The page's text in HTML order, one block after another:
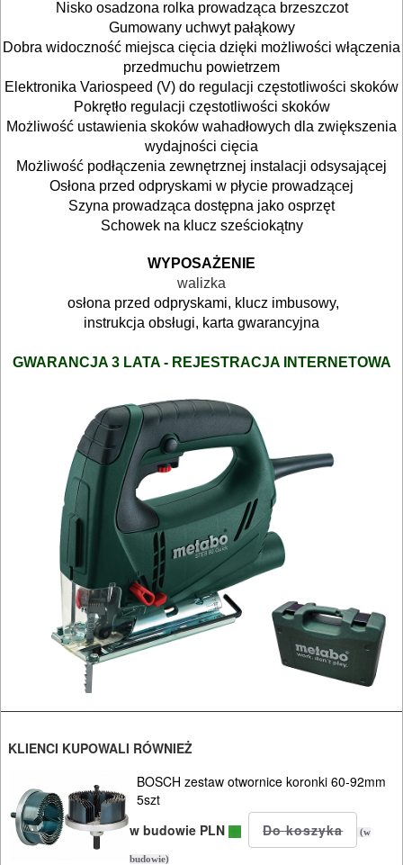
URZĄDZENIA
BUDOWLANE
MASZYNY
NARZĘDZIA
BRUKARSKIE
OBRÓBKA
DREWNA
METALU
I
NARZĘDZIA
OSPRZĘT
HYDRAULICZNE
NARZĘDZIA
INSTALACYJNE,
PALNIKI
PNEUMATYCZNE
AKCESORIA
KOMPRESORY
SPAWALNICTWO
URZĄDZENIA
ROZRUCHOWE
Nisko osadzona rolka prowadząca brzeszczot
Gumowany uchwyt pałąkowy
Dobra widoczność miejsca cięcia dzięki możliwości włączenia
przedmuchu powietrzem
Elektronika Variospeed (V) do regulacji częstotliwości skoków
Pokrętło regulacji częstotliwości skoków
Możliwość ustawienia skoków wahadłowych dla zwiększenia
wydajności cięcia
Możliwość podłączenia zewnętrznej instalacji odsysającej
Osłona przed odpryskami w płycie prowadzącej
Szyna prowadząca dostępna jako osprzęt
Schowek na klucz sześciokątny
WYPOSAŻENIE
walizka
osłona przed odpryskami, klucz imbusowy,
instrukcja obsługi, karta gwarancyjna
GWARANCJA 3 LATA - REJESTRACJA INTERNETOWA
KLIENCI KUPOWALI RÓWNIEŻ
BOSCH zestaw otwornice koronki 60-92mm
5szt
w budowie PLN
(w
budowie)